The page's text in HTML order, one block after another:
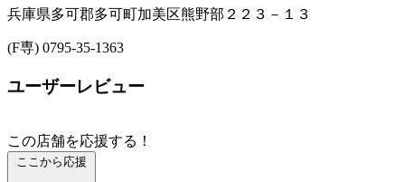
兵庫県多可郡多可町加美区熊野部２２３－１３
(F専) 0795-35-1363
ユーザーレビュー
この店舗を応援する！
ここから応援